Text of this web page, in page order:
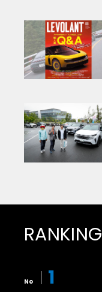
RANKING
No 1